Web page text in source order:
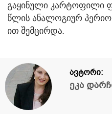
გაყინული კარტოფილი
წლის ანალოგიურ
ით შემცირდა.
ავტორი:
ეკა